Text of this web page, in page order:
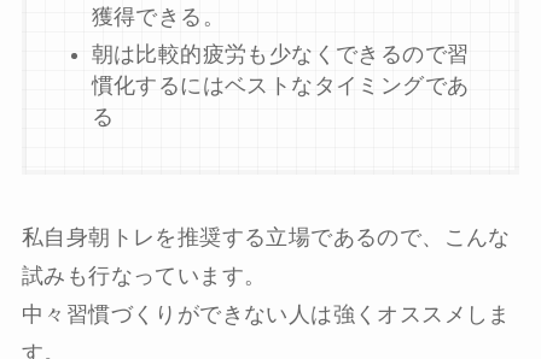
獲得できる。
朝は比較的疲労も少なくできるので習
慣化するにはベストなタイミングであ
る
私自身朝トレを推奨する立場であるので、こんな
試みも行なっています。
中々習慣づくりができない人は強くオススメしま
す。